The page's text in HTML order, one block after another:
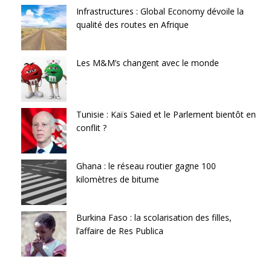
Infrastructures : Global Economy dévoile la
qualité des routes en Afrique
Les M&M’s changent avec le monde
Tunisie : Kaïs Saied et le Parlement bientôt en
conflit ?
Ghana : le réseau routier gagne 100
kilomètres de bitume
Burkina Faso : la scolarisation des filles,
l’affaire de Res Publica